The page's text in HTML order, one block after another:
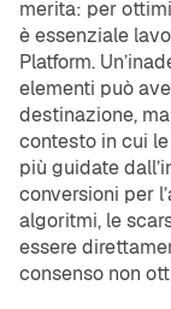
merita: per
è essenziale
Platform.
elementi può
destinazione,
contesto in cui
più guidate
conversioni per
algoritmi, le
essere
consenso non